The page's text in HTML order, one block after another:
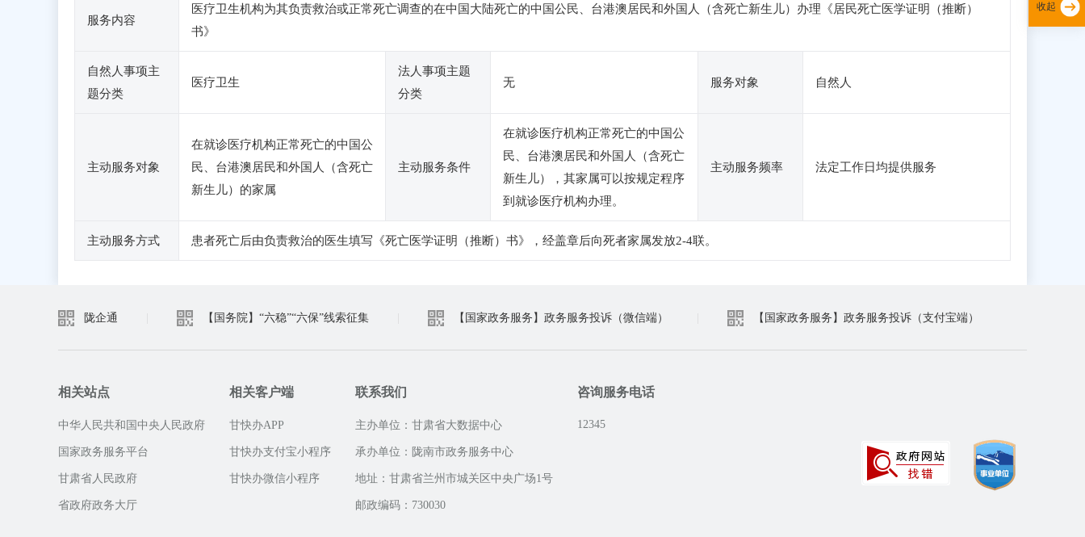
服务内容
医疗卫生机构为其负责救治或正常死亡调查的在中国大陆死亡的中国公民、台港澳居民和外国人（含死亡新生儿）办理《居民死亡医学证明（推断）
书》
自然人事项主
题分类
医疗卫生
法人事项主题
分类
无 服务对象 自然人
主动服务对象
在就诊医疗机构正常死亡的中国公
民、台港澳居民和外国人（含死亡
新生儿）的家属
主动服务条件
在就诊医疗机构正常死亡的中国公
民、台港澳居民和外国人（含死亡
新生儿），其家属可以按规定程序
到就诊医疗机构办理。
主动服务频率 法定工作日均提供服务
主动服务方式 患者死亡后由负责救治的医生填写《死亡医学证明（推断）书》，经盖章后向死者家属发放2-4联。
陇企通 【国务院】“六稳”“六保”线索征集 【国家政务服务】政务服务投诉（微信端） 【国家政务服务】政务服务投诉（支付宝端）
相关站点
中华人民共和国中央人民政府
国家政务服务平台
甘肃省人民政府
省政府政务大厅
相关客户端
甘快办APP
甘快办支付宝小程序
甘快办微信小程序
联系我们
主办单位：甘肃省大数据中心
承办单位：陇南市政务服务中心
地址：甘肃省兰州市城关区中央广场1号
邮政编码：730030
咨询服务电话
12345
收起